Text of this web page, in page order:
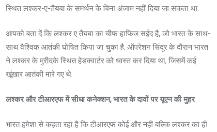
स्थित लश्कर-ए-तैयबा के समर्थन के बिना अंजाम नहीं दिया जा सकता था.
आपको बता दें कि लश्कर ए तैयबा का चीफ हाफिज सईद है, जो भारत के साथ-
साथ वैश्विक आतंकी घोषित किया जा चुका है. ऑपरेशन सिंदूर के दौरान भारत
ने लश्कर के मुरीदके स्थित हेडक्वार्टर को ध्वस्त कर दिया था, जिसमें कई
खूंखार आतंकी मारे गए थे.
लश्कर और टीआरएफ में सीधा कनेक्शन, भारत के दावों पर यूएन की मुहर
भारत हमेशा से कहता रहा है कि टीआरएफ कोई और नहीं बल्कि लश्कर का ही